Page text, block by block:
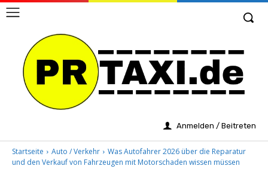
Anmelden / Beitreten
Startseite Auto / Verkehr
Was Autofahrer 2026 über die Reparatur
und den Verkauf von Fahrzeugen mit Motorschaden wissen müssen